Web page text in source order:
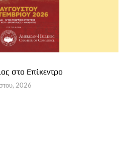
ΑΡΘΡΑ
Παγκόσμια Ημέρα